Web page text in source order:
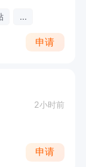
...
申请
2小时前
申请